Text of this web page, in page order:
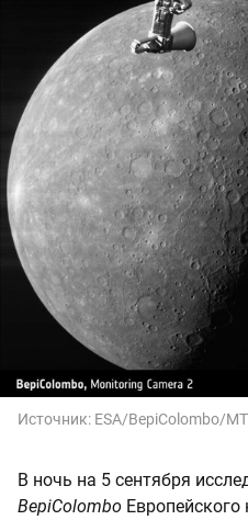
Источник: ESA/BepiColombo/
В ночь на 5 сентября
BepiColombo Европейского